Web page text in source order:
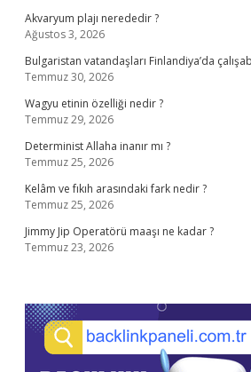
Akvaryum plajı nerededir ?
Ağustos 3, 2026
Bulgaristan vatandaşları Finlandiya’da
Temmuz 30, 2026
Wagyu etinin özelliği nedir ?
Temmuz 29, 2026
Determinist Allaha inanır mı ?
Temmuz 25, 2026
Kelâm ve fıkıh arasındaki fark nedir ?
Temmuz 25, 2026
Jimmy Jip Operatörü maaşı ne kadar ?
Temmuz 23, 2026